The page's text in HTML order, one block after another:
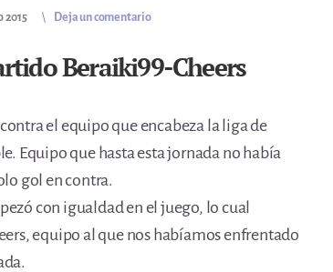
2015 Deja un comentario
Beraiki99-Cheers
el equipo que encabeza la liga de
Equipo que hasta esta jornada no había
gol en contra.
con igualdad en el juego, lo cual
equipo al que nos habíamos enfrentado